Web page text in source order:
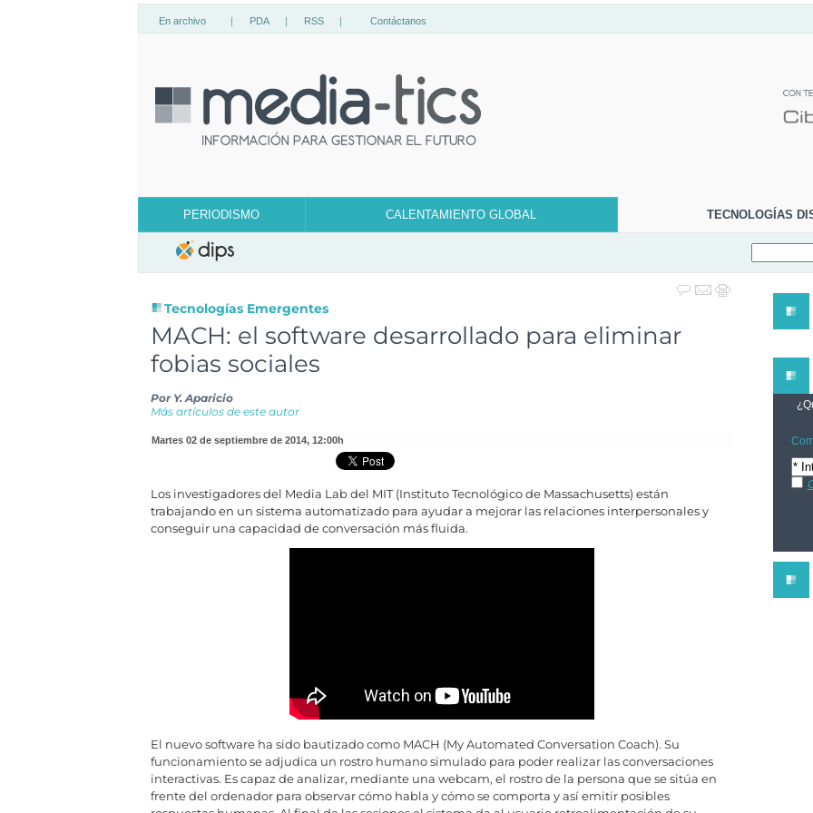
En archivo | PDA | RSS | Contáctanos
PERIODISMO CALENTAMIENTO GLOBAL TECNOLOGÍAS
Tecnologías Emergentes
MACH: el software desarrollado para eliminar
fobias sociales
Por Y. Aparicio
Más artículos de este autor
martes 02 de septiembre de 2014, 12:00h
Los investigadores del Media Lab del MIT (Instituto Tecnológico de Massachusetts) están
trabajando en un sistema automatizado para ayudar a mejorar las relaciones interpersonales y
conseguir una capacidad de conversación más fluida.
El nuevo software ha sido bautizado como MACH (My Automated Conversation Coach). Su
funcionamiento se adjudica un rostro humano simulado para poder realizar las conversaciones
interactivas. Es capaz de analizar, mediante una webcam, el rostro de la persona que se sitúa en
frente del ordenador para observar cómo habla y cómo se comporta y así emitir posibles